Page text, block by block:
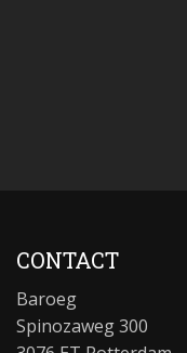
CONTACT
Baroeg
Spinozaweg 300